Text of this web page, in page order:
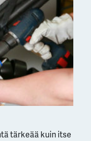
tärkeää kuin itse